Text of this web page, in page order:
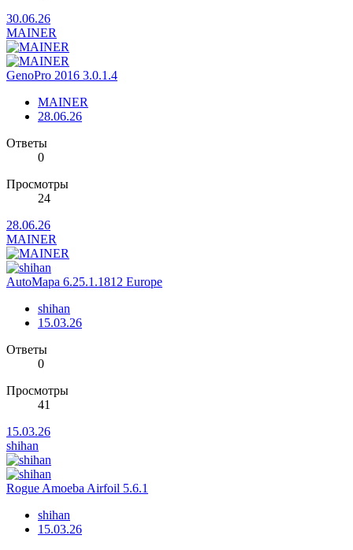
30.06.26
MAINER
GenoPro 2016 3.0.1.4
MAINER
28.06.26
Ответы
0
Просмотры
24
28.06.26
MAINER
AutoMapa 6.25.1.1812 Europe
shihan
15.03.26
Ответы
0
Просмотры
41
15.03.26
shihan
Rogue Amoeba Airfoil 5.6.1
shihan
15.03.26